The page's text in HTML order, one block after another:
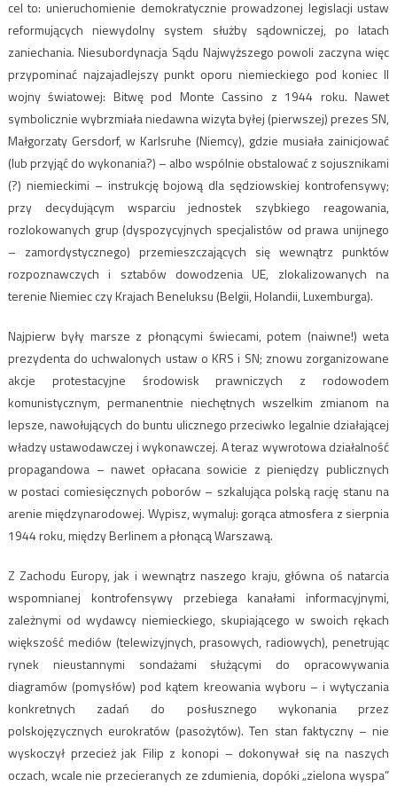
cel to: unieruchomienie demokratycznie prowadzonej legislacji ustaw
reformujących niewydolny system służby sądowniczej, po latach
zaniechania. Niesubordynacja Sądu Najwyższego powoli zaczyna więc
przypominać najzajadlejszy punkt oporu niemieckiego pod koniec II
wojny światowej: Bitwę pod Monte Cassino z 1944 roku. Nawet
symbolicznie wybrzmiała niedawna wizyta byłej (pierwszej) prezes SN,
Małgorzaty Gersdorf, w Karlsruhe (Niemcy), gdzie musiała zainicjować
(lub przyjąć do wykonania?) – albo wspólnie obstalować z sojusznikami
(?) niemieckimi – instrukcję bojową dla sędziowskiej kontrofensywy;
przy decydującym wsparciu jednostek szybkiego reagowania,
rozlokowanych grup (dyspozycyjnych specjalistów od prawa unijnego
– zamordystycznego) przemieszczających się wewnątrz punktów
rozpoznawczych i sztabów dowodzenia UE, zlokalizowanych na
terenie Niemiec czy Krajach Beneluksu (Belgii, Holandii, Luxemburga).
Najpierw były marsze z płonącymi świecami, potem (naiwne!) weta
prezydenta do uchwalonych ustaw o KRS i SN; znowu zorganizowane
akcje protestacyjne środowisk prawniczych z rodowodem
komunistycznym, permanentnie niechętnych wszelkim zmianom na
lepsze, nawołujących do buntu ulicznego przeciwko legalnie działającej
władzy ustawodawczej i wykonawczej. A teraz wywrotowa działalność
propagandowa – nawet opłacana sowicie z pieniędzy publicznych
w postaci comiesięcznych poborów – szkalująca polską rację stanu na
arenie międzynarodowej. Wypisz, wymaluj: gorąca atmosfera z sierpnia
1944 roku, między Berlinem a płonącą Warszawą.
Z Zachodu Europy, jak i wewnątrz naszego kraju, główna oś natarcia
wspomnianej kontrofensywy przebiega kanałami informacyjnymi,
zależnymi od wydawcy niemieckiego, skupiającego w swoich rękach
większość mediów (telewizyjnych, prasowych, radiowych), penetrując
rynek nieustannymi sondażami służącymi do opracowywania
diagramów (pomysłów) pod kątem kreowania wyboru – i wytyczania
konkretnych zadań do posłusznego wykonania przez
polskojęzycznych eurokratów (pasożytów). Ten stan faktyczny – nie
wyskoczył przecież jak Filip z konopi – dokonywał się na naszych
oczach, wcale nie przecieranych ze zdumienia, dopóki „zielona wyspa”